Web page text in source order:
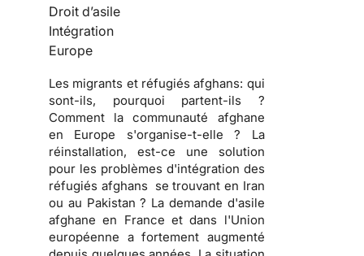
Droit d’asile
Intégration
Europe
Les migrants et réfugiés afghans: qui
sont-ils, pourquoi partent-ils ?
Comment la communauté afghane
en Europe s'organise-t-elle ? La
réinstallation, est-ce une solution
pour les problèmes d'intégration des
réfugiés afghans se trouvant en Iran
ou au Pakistan ? La demande d'asile
afghane en France et dans l'Union
européenne a fortement augmenté